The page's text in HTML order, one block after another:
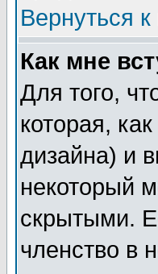
Вернуться
Как мне
Для того,
которая,
дизайна) и
некоторый
скрытыми.
членство в